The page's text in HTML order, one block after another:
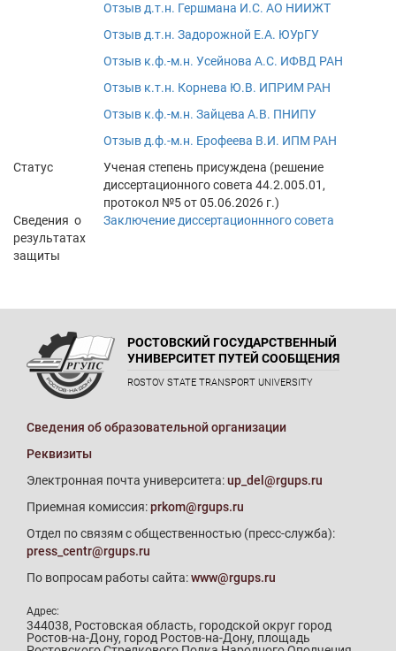
Отзыв д.т.н. Гершмана И.С. АО НИИЖТ
Отзыв д.т.н. Задорожной Е.А. ЮУрГУ
Отзыв к.ф.-м.н. Усейнова А.С. ИФВД РАН
Отзыв к.т.н. Корнева Ю.В. ИПРИМ РАН
Отзыв к.ф.-м.н. Зайцева А.В. ПНИПУ
Отзыв д.ф.-м.н. Ерофеева В.И. ИПМ РАН
Статус
Ученая степень присуждена (решение
диссертационного совета 44.2.005.01,
протокол №5 от 05.06.2026 г.)
Сведения о
результатах
защиты
Заключение диссертационнного совета
РОСТОВСКИЙ ГОСУДАРСТВЕННЫЙ
УНИВЕРСИТЕТ ПУТЕЙ СООБЩЕНИЯ
ROSTOV STATE TRANSPORT UNIVERSITY
Сведения об образовательной организации
Реквизиты
Электронная почта университета:up_del@rgups.ru
Приемная комиссия:prkom@rgups.ru
Отдел по связям с общественностью (пресс-служба):
press_centr@rgups.ru
По вопросам работы сайта:www@rgups.ru
Адрес:
344038, Ростовская область, городской округ город
Ростов-на-Дону, город Ростов-на-Дону, площадь